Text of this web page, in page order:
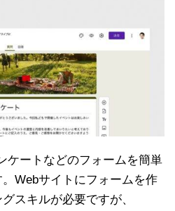
ケートなどのフォームを簡単
Webサイトにフォームを作
スキルが必要ですが、